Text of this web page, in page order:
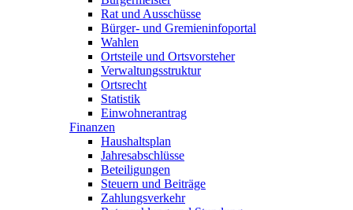
Rat und Ausschüsse
Bürger- und Gremieninfoportal
Wahlen
Ortsteile und Ortsvorsteher
Verwaltungsstruktur
Ortsrecht
Statistik
Einwohnerantrag
Finanzen
Haushaltsplan
Jahresabschlüsse
Beteiligungen
Steuern und Beiträge
Zahlungsverkehr